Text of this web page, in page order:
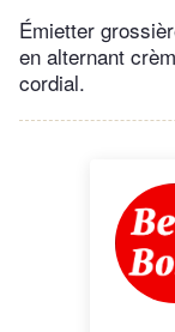
Émietter
en alternant
cordial.